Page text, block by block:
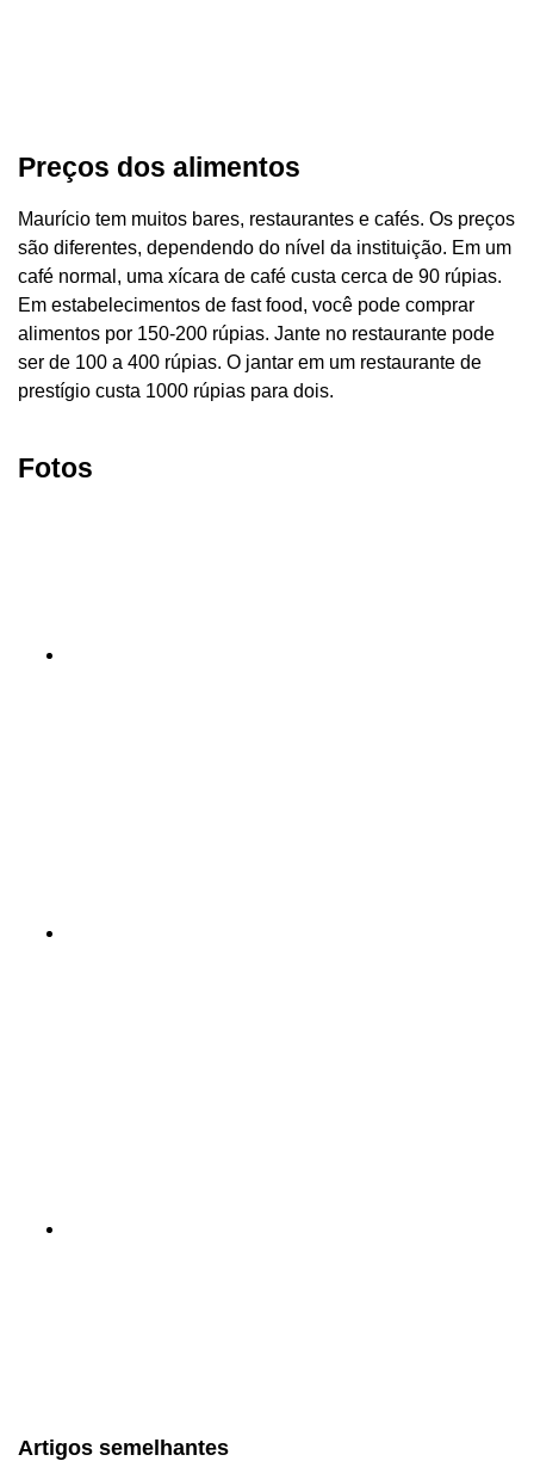
Preços dos alimentos
Maurício tem muitos bares, restaurantes e cafés. Os preços
são diferentes, dependendo do nível da instituição. Em um
café normal, uma xícara de café custa cerca de 90 rúpias.
Em estabelecimentos de fast food, você pode comprar
alimentos por 150-200 rúpias. Jante no restaurante pode
ser de 100 a 400 rúpias. O jantar em um restaurante de
prestígio custa 1000 rúpias para dois.
Fotos
Artigos semelhantes